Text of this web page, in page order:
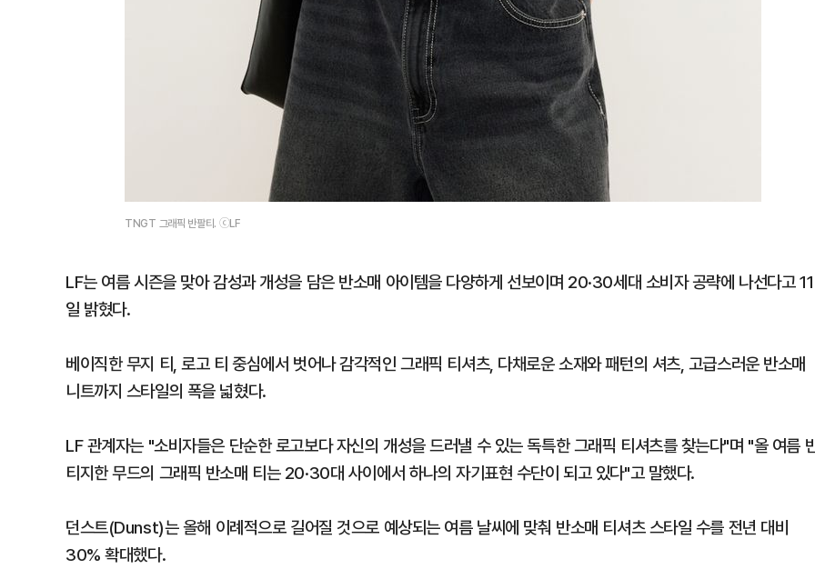
TNGT 그래픽 반팔티. ⓒLF
LF는 여름 시즌을 맞아 감성과 개성을 담은 반소매 아이템을 다양하게 선보이며 20·30세대 소비자 공략에 나선다고 11
일 밝혔다.
베이직한 무지 티, 로고 티 중심에서 벗어나 감각적인 그래픽 티셔츠, 다채로운 소재와 패턴의 셔츠, 고급스러운 반소매
니트까지 스타일의 폭을 넓혔다.
LF 관계자는 "소비자들은 단순한 로고보다 자신의 개성을 드러낼 수 있는 독특한 그래픽 티셔츠를 찾는다"며 "올 여름
티지한 무드의 그래픽 반소매 티는 20·30대 사이에서 하나의 자기표현 수단이 되고 있다"고 말했다.
던스트(Dunst)는 올해 이례적으로 길어질 것으로 예상되는 여름 날씨에 맞춰 반소매 티셔츠 스타일 수를 전년 대비
30% 확대했다.